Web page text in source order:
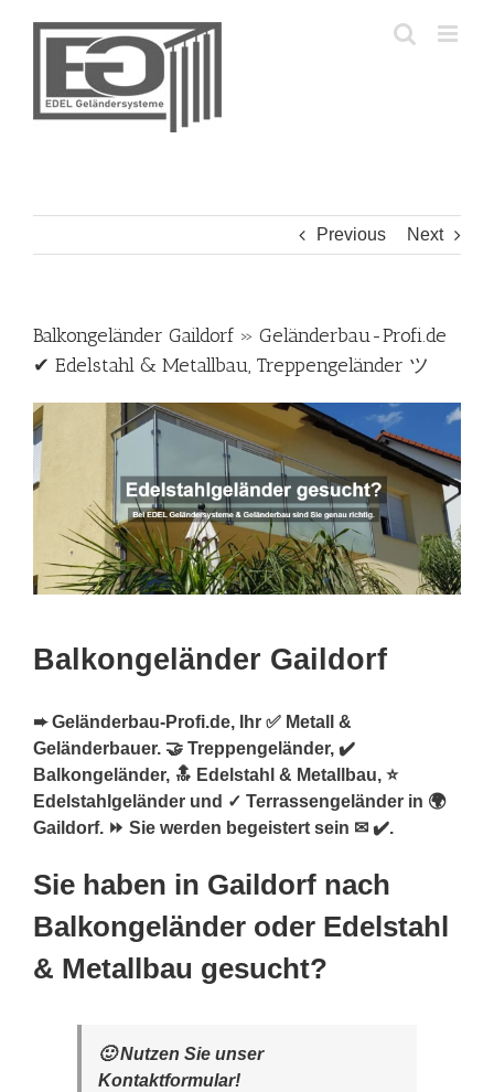
Previous Next
Balkongeländer Gaildorf » Geländerbau-Profi.de
✔ Edelstahl & Metallbau, Treppengeländer ツ
Balkongeländer Gaildorf
➨ Geländerbau-Profi.de, Ihr ✅ Metall &
Geländerbauer. 🤝 Treppengeländer, ✔️
Balkongeländer, 🔝 Edelstahl & Metallbau, ⭐
Edelstahlgeländer und ✓ Terrassengeländer in 🌍
Gaildorf. ⏩ Sie werden begeistert sein ✉ ✔️.
Sie haben in Gaildorf nach
Balkongeländer oder Edelstahl
& Metallbau gesucht?
🙂 Nutzen Sie unser
Kontaktformular!